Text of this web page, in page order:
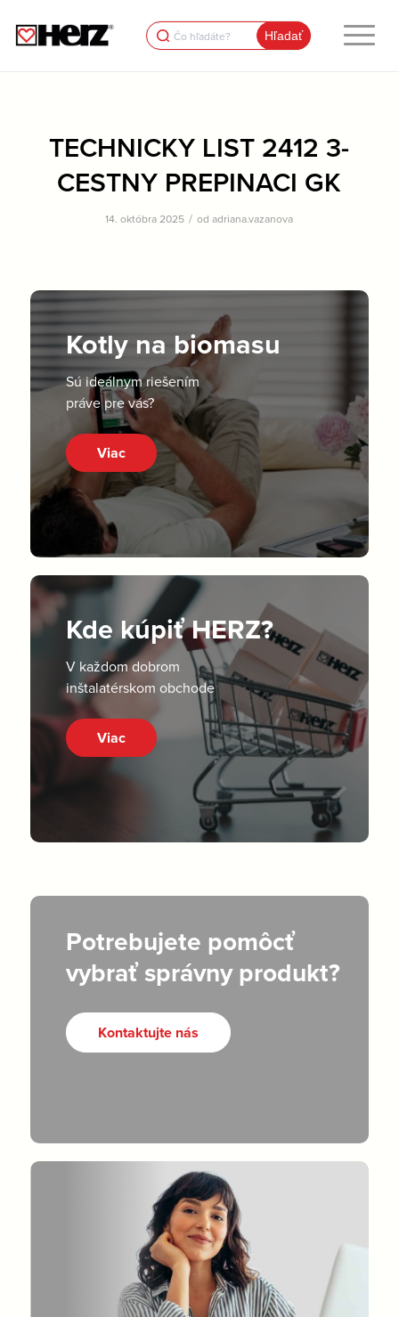
Search
for:
TECHNICKY LIST 2412 3-
CESTNY PREPINACI GK
14. októbra 2025 / odadriana.vazanova
Kotly na biomasu
Sú ideálnym riešením
práve pre vás?
Viac
Kde kúpiť HERZ?
V každom dobrom
inštalatérskom obchode
Viac
Potrebujete pomôcť
vybrať správny produkt?
Kontaktujte nás